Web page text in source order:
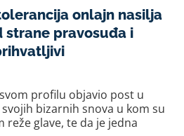
onlajn nasilja
strane pravosuđa i
profilu objavio post u
bizarnih snova u kom su
reže glave, te da je jedna